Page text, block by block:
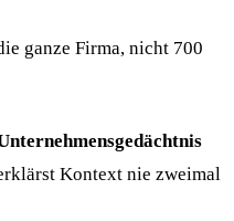
ganze Firma, nicht 700
Kontext nie zweimal